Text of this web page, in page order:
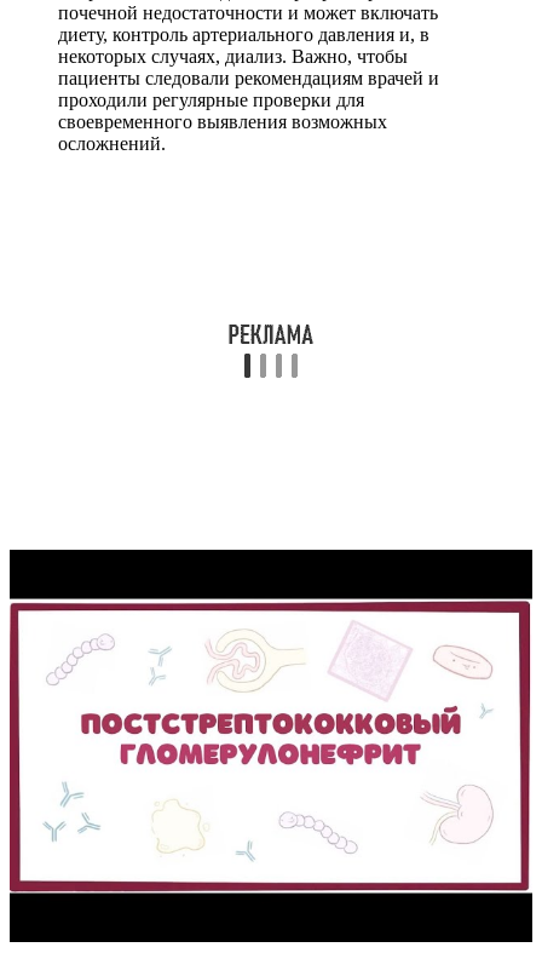
почечной недостаточности и может включать
диету, контроль артериального давления и, в
некоторых случаях, диализ. Важно, чтобы
пациенты следовали рекомендациям врачей и
проходили регулярные проверки для
своевременного выявления возможных
осложнений.